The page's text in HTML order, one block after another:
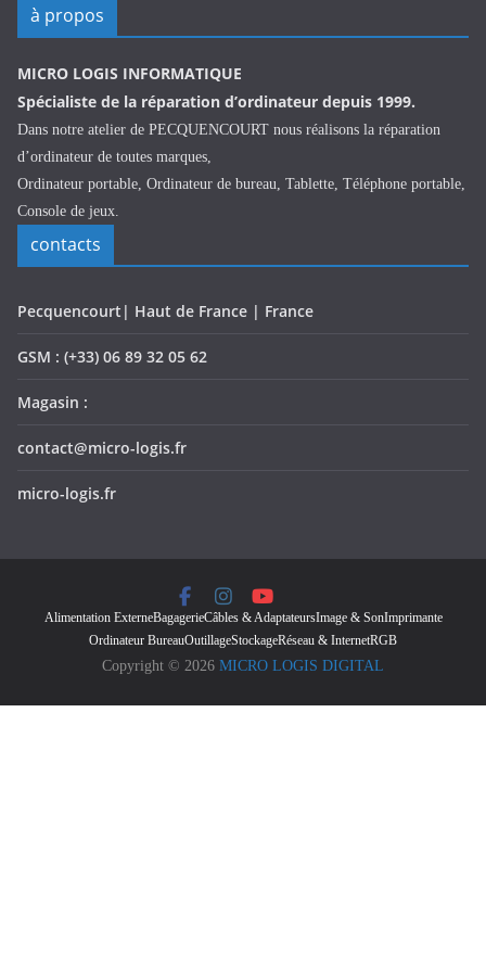
à propos
MICRO LOGIS INFORMATIQUE
Spécialiste de la réparation d’ordinateur depuis 1999.
Dans notre atelier de PECQUENCOURT nous réalisons la réparation
d’ordinateur de toutes marques,
Ordinateur portable, Ordinateur de bureau, Tablette, Téléphone portable,
Console de jeux.
contacts
Pecquencourt| Haut de France | France
GSM : (+33) 06 89 32 05 62
Magasin :
contact@micro-logis.fr
micro-logis.fr
Alimentation ExterneBagagerieCâbles & AdaptateursImage & SonImprimante
Ordinateur BureauOutillageStockageRéseau & InternetRGB
Copyright © 2026 MICRO LOGIS DIGITAL